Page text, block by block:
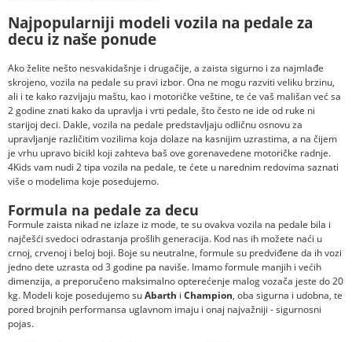
Najpopularniji modeli vozila na pedale za
decu iz naše ponude
Ako želite nešto nesvakidašnje i drugačije, a zaista sigurno i za najmlađe
skrojeno, vozila na pedale su pravi izbor. Ona ne mogu razviti veliku brzinu,
ali i te kako razvijaju maštu, kao i motoričke veštine, te će vaš mališan već sa
2 godine znati kako da upravlja i vrti pedale, što često ne ide od ruke ni
starijoj deci. Dakle, vozila na pedale predstavljaju odličnu osnovu za
upravljanje različitim vozilima koja dolaze na kasnijim uzrastima, a na čijem
je vrhu upravo bicikl koji zahteva baš ove gorenavedene motoričke radnje.
4Kids vam nudi 2 tipa vozila na pedale, te ćete u narednim redovima saznati
više o modelima koje posedujemo.
Formula na pedale za decu
Formule zaista nikad ne izlaze iz mode, te su ovakva vozila na pedale bila i
najčešći svedoci odrastanja prošlih generacija. Kod nas ih možete naći u
crnoj, crvenoj i beloj boji. Boje su neutralne, formule su predviđene da ih vozi
jedno dete uzrasta od 3 godine pa naviše. Imamo formule manjih i većih
dimenzija, a preporučeno maksimalno opterećenje malog vozača jeste do 20
kg. Modeli koje posedujemo suAbarth i Champion, oba sigurna i udobna, te
pored brojnih performansa uglavnom imaju i onaj najvažniji - sigurnosni
pojas.